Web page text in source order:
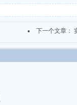
下一个文章：